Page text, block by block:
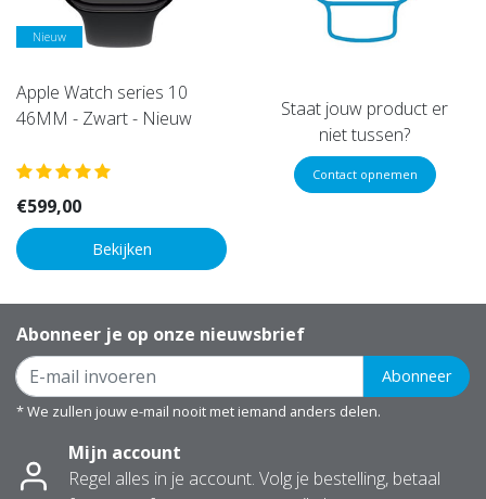
Nieuw
Apple Watch series 10
46MM - Zwart - Nieuw
€599,00
Bekijken
Staat jouw product er
niet tussen?
Contact opnemen
Abonneer je op onze nieuwsbrief
Abonneer
* We zullen jouw e-mail nooit met iemand anders delen.
Mijn account
Regel alles in je account. Volg je bestelling, betaal